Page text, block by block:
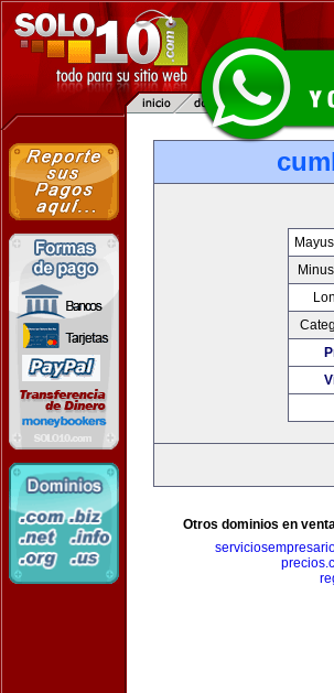
Otros dominios en